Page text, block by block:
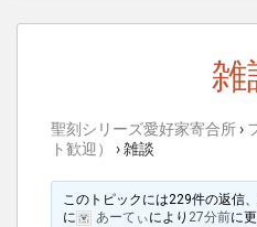
雑
聖刻シリーズ愛好家寄合所›
ト歓迎）
›雑談
このトピックには229件の返信
に
あーてぃにより 27分前に